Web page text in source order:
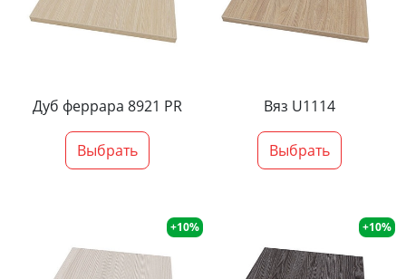
Дуб феррара 8921 PR
Выбрать
Вяз U1114
Выбрать
+10% +10%